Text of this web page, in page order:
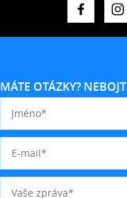
MÁTE OTÁZKY?